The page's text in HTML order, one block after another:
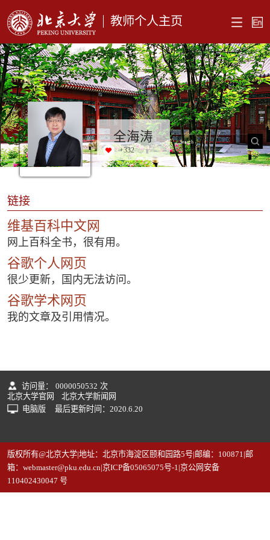
教师个人主页
全海涛
+332
链接
维基百科中文网
网上百科全书，很有用。
谷歌个人网页
很少更新，国内无法访问。
谷歌学术网页
我的文章及引用情况。
访问量： 0000050532 次
北京大学官网
北京大学新闻网
电脑版
最后更新时间： 2020 6 20
版权所有@北京大学|地址：北京市海淀区颐和园路5号|邮编：100871|邮
箱：webmaster@pku.edu.cn|京ICP备05065075号-1|京公网安备
110402430047 号